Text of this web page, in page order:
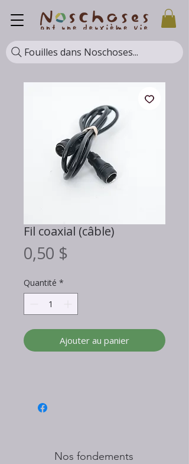
Fouilles dans Noschoses...
Fil coaxial (câble)
0,50 $
Quantité *
Ajouter au panier
Nos fondements